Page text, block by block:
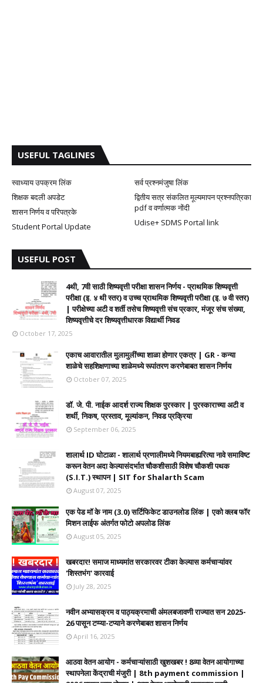
USEFUL TAGLINES
स्वाध्याय उपक्रम लिंक
सर्व प्रश्नमंजुषा लिंक
शिक्षक बदली अपडेट
द्वितीय सत्र संकलित मूल्यमापन प्रश्नपत्रिका
pdf व वर्णात्मक नोंदी
शासन निर्णय व परिपत्रके
Udise+ SDMS Portal link
Student Portal Update
USEFUL POST
4थी, 7वी साठी शिष्यवृत्ती परीक्षा शासन निर्णय - प्राथमिक शिष्यवृत्ती
परीक्षा (इ. ४ थी स्तर) व उच्च प्राथमिक शिष्यवृत्ती परीक्षा (इ. ७ वी स्तर)
| परीक्षेच्या अटी व शर्ती तसेच शिष्यवृत्ती संच प्रकार, मंजूर संच संख्या,
शिष्यवृत्तीचे दर शिष्यवृत्तीधारक विद्यार्थी निवड
October 17, 2025
एकाच आवारातील मुलामुलींच्या शाळा होणार एकत्र | GR - कन्या
शाळेचे सहशिक्षणाच्या शाळेमध्ये रूपांतरण करणेबाबत शासन निर्णय
October 07, 2025
डॉ. जे. पी. नाईक आदर्श राज्य शिक्षक पुरस्कार | पुरस्काराच्या अटी व
शर्थी, निकष, प्रस्ताव, मूल्यांकन, निवड प्रक्रिया
September 06, 2025
शालार्थ ID घोटाळा - शालार्थ प्रणालीमध्ये नियमबाह्यरित्या नावे समाविष्ट
करून वेतन अदा केल्यासंदर्भात चौकशीसाठी विशेष चौकशी पथक
(S.I.T.) स्थापन | SIT for Shalarth Scam
August 07, 2025
एक पेड मॉ के नाम (3.0) सर्टिफिकेट डाउनलोड लिंक | एको क्लब फॉर
मिशन लाईफ अंतर्गत फोटो अपलोड लिंक
August 05, 2025
खबरदार! समाज माध्यमांत सरकारवर टीका केल्यास कर्मचाऱ्यांवर
'शिस्तभंग' कारवाई
July 28, 2025
नवीन अभ्यासक्रम व पाठ्यक्रमाची अंमलबजावणी राज्यात सन 2025-
26 पासून टप्प्या-टप्याने करणेबाबत शासन निर्णय
April 16, 2025
आठवा वेतन आयोग - कर्मचाऱ्यांसाठी खुशखबर ! 8व्या वेतन आयोगाच्या
स्थापनेला केंद्राची मंजुरी | 8th payment commission |